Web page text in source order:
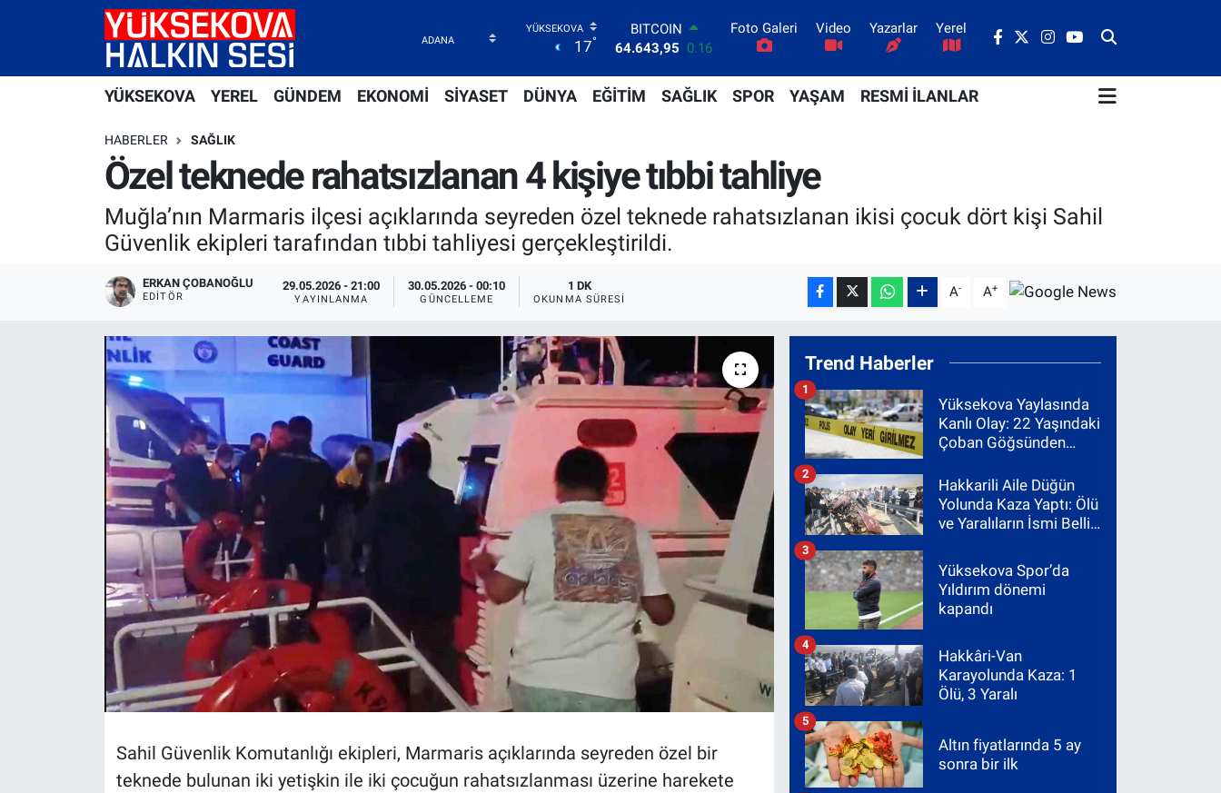
17°
DOLAR
47,6006
0.06
55,0250
0.02
STERLİN
6500.87
0.12
BİST100
BITCOIN
64.643,95
Foto Galeri Video Yazarlar Yerel
YÜKSEKOVA YEREL GÜNDEM EKONOMİ SİYASET DÜNYA EĞİTİM SAĞLIK SPOR YAŞAM RESMİ İLANLAR
HABERLER SAĞLIK
Özel teknede rahatsızlanan 4 kişiye tıbbi tahliye
Muğla’nın Marmaris ilçesi açıklarında seyreden özel teknede rahatsızlanan ikisi çocuk dört kişi Sahil
Güvenlik ekipleri tarafından tıbbi tahliyesi gerçekleştirildi.
ERKAN ÇOBANOĞLU
EDITÖR
29.05.2026 - 21:00
YAYINLANMA
30.05.2026 - 00:10
GÜNCELLEME
1 DK
OKUNMA SÜRESI A- A+
Sahil Güvenlik Komutanlığı ekipleri, Marmaris açıklarında seyreden özel bir
teknede bulunan iki yetişkin ile iki çocuğun rahatsızlanması üzerine harekete
Trend Haberler
Yüksekova Yaylasında
Kanlı Olay: 22 Yaşındaki
Çoban Göğsünden
1
Hakkarili Aile Düğün
Yolunda Kaza Yaptı: Ölü
ve Yaralıların İsmi Belli
2
Yüksekova Spor’da
Yıldırım dönemi
kapandı
3
Hakkâri-Van
Karayolunda Kaza: 1
Ölü, 3 Yaralı
4
Altın fiyatlarında 5 ay
sonra bir ilk
5
Yüksekova Nöbetçi Eczaneler
Yüksekova Trafik Yoğunluk Haritası
Süper Lig Puan Durumu ve Fikstür
Tüm Manşetler
Son Dakika Haberleri
Haber Arşivi